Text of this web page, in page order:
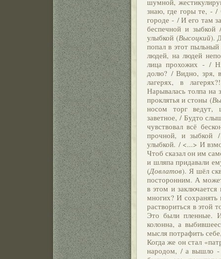
шумной,
знаю, где горы те, -
городе - / И его там
беспечной и
улыбкой (Высоцкий).
попал в этот
людей, на людей
лица прохожих - /
долю? / Видно, зря,
лагерях, в
Нарывалась толпа на
проклятья и стоны (
носом торг ведут,
заветное, / Будто
чувствовал всё
прочной, и зыбкой
улыбкой. / <...> И
Чтоб сказал он им
и шляпа придавали
(Довлатов). Я шёл
посторонним. А
в этом и
многих? И
раствориться в этой
Это были пленные.
колонна, а
мысля потрафить
Когда же он стал
народом, / а вышло -